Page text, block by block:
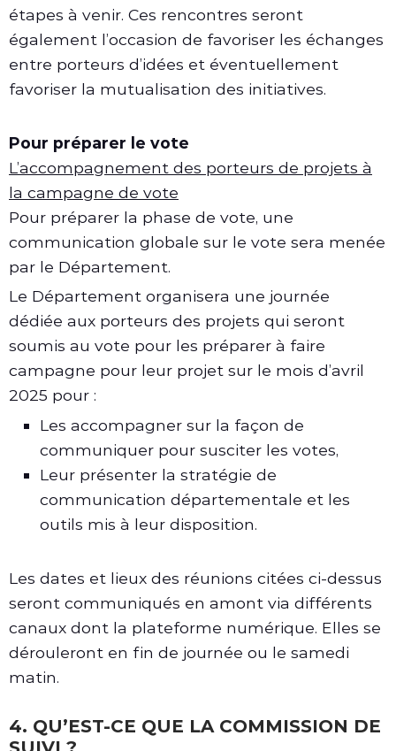
étapes à venir. Ces rencontres seront
également l’occasion de favoriser les échanges
entre porteurs d’idées et éventuellement
favoriser la mutualisation des initiatives.
Pour préparer le vote
L’accompagnement des porteurs de projets à
la campagne de vote
Pour préparer la phase de vote, une
communication globale sur le vote sera menée
par le Département.
Le Département organisera une journée
dédiée aux porteurs des projets qui seront
soumis au vote pour les préparer à faire
campagne pour leur projet sur le mois d’avril
2025 pour :
Les accompagner sur la façon de
communiquer pour susciter les votes,
Leur présenter la stratégie de
communication départementale et les
outils mis à leur disposition.
Les dates et lieux des réunions citées ci-dessus
seront communiqués en amont via différents
canaux dont la plateforme numérique. Elles se
dérouleront en fin de journée ou le samedi
matin.
4. QU’EST-CE QUE LA COMMISSION DE